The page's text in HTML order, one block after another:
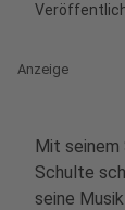
Anzeige
Mit seinem
Schulte
seine